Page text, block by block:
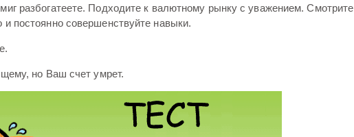
разбогатеете. Подходите к валютному рынку с уважением. Смотрите
и постоянно совершенствуйте навыки.
но Ваш счет умрет.